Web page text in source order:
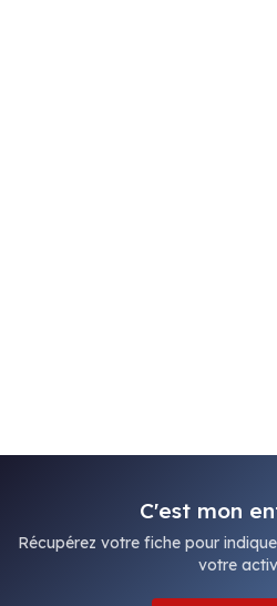
C'est mon
Récupérez votre fiche pour
votre